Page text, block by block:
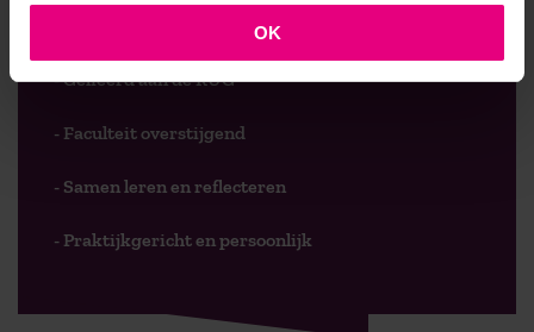
OK
- Gelieerd aan de RUG
- Faculteit overstijgend
- Samen leren en reflecteren
- Praktijkgericht en persoonlijk